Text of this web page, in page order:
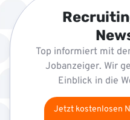
Top informiert mit
Jobanzeiger. Wir
Einblick in die
Jetzt kostenlosen